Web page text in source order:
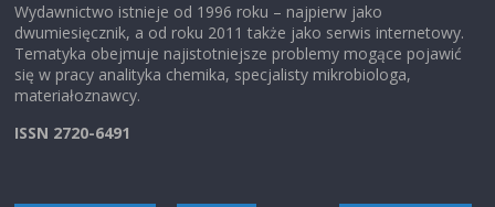
Wydawnictwo istnieje od 1996 roku – najpierw jako
dwumiesięcznik, a od roku 2011 także jako serwis internetowy.
Tematyka obejmuje najistotniejsze problemy mogące pojawić
się w pracy analityka chemika, specjalisty mikrobiologa,
materiałoznawcy.
ISSN 2720-6491